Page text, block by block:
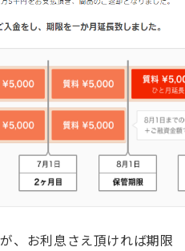
、お利息さえ頂ければ期限